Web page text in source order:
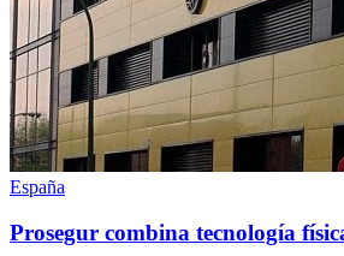
España
Prosegur combina tecnología